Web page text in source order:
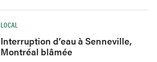
LOCAL
Interruption d’eau à Senneville,
Montréal blâmée